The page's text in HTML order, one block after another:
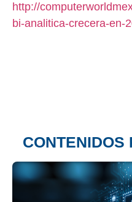
http://
bi-analitica-crecera-en-
CONTENIDOS